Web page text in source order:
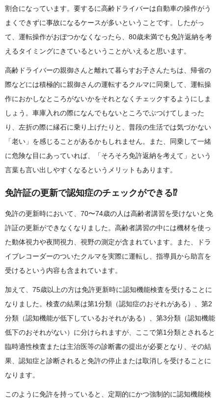
割合になっています。要するに高齢ドライバーは自動車の操作がう
まくできずに事故になるケースが多いということです。したがっ
て、運転操作がおぼつかなくなったら、80歳未満でも免許返納を考
えるタイミングにきているということがいえると思います。
高齢ドライバーの親御さんと離れて暮らすお子さんたちは、帰省の
際などには積極的に親御さんの運転するクルマに同乗して、運転操
作におかしなところがないかをそれとなくチェックするようにしま
しょう。車庫入れの際になんでもないところでぶつけてしまった
り、左折の際に縁石に乗り上げたりと、普段の生活では気づかない
「老い」を感じることがあるかもしれません。また、同乗して一緒
に危険な目にあっていれば、「そろそろ免許返納を考えて」という
言葉も言い出しやすくなるというメリットもあります。
免許証の更新で認知症のチェックができる⁉
免許の更新時において、70〜74歳の人は高齢者講習を受けないと免
許証の更新ができなくなりました。高齢者講習の中には機材を使っ
た動体視力や夜間視力、視野の測定が含まれています。また、ドラ
イブレコーダーのついたクルマを実際に運転し、指導員から助言を
受けるという内容も含まれています。
加えて、75歳以上の方は免許更新時に認知機能検査を受けることに
なりました。検査の結果は第1分類（認知症のおそれがある）、第2
分類（認知機能が低下しているおそれがある）、第3分類（認知機能
低下のおそれがない）に分けられますが、ここで第1分類とされると
臨時適性検査または主治医等の診断書の提出が必要となり、その結
果、認知症と診断されると免許の停止または取消しを受けることに
なります。
このように免許を持っていると、定期的にかつ強制的に認知機能検